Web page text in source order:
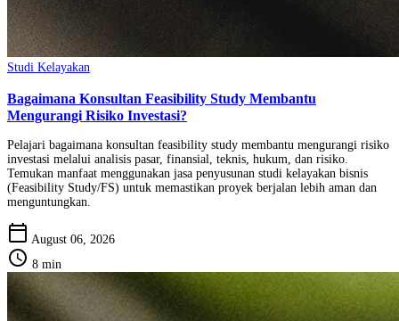
Studi Kelayakan
Bagaimana Konsultan Feasibility Study Membantu
Mengurangi Risiko Investasi?
Pelajari bagaimana konsultan feasibility study membantu mengurangi risiko
investasi melalui analisis pasar, finansial, teknis, hukum, dan risiko.
Temukan manfaat menggunakan jasa penyusunan studi kelayakan bisnis
(Feasibility Study/FS) untuk memastikan proyek berjalan lebih aman dan
menguntungkan.
calendar_today August 06, 2026
schedule 8 min